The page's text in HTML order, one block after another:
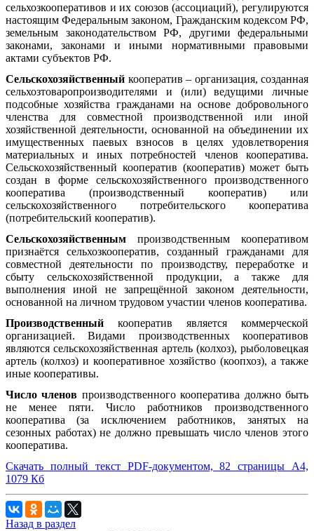
сельхозкооперативов и их союзов (ассоциаций), регулируются
настоящим Федеральным законом, Гражданским кодексом РФ,
земельным законодательством РФ, другими федеральными
законами, законами и иными нормативными правовыми
актами субъектов РФ.
Сельскохозяйственный кооператив – организация, созданная
сельхозтоваропроизводителями и (или) ведущими личные
подсобные хозяйства гражданами на основе добровольного
членства для совместной производственной или иной
хозяйственной деятельности, основанной на объединении их
имущественных паевых взносов в целях удовлетворения
материальных и иных потребностей членов кооператива.
Сельскохозяйственный кооператив (кооператив) может быть
создан в форме сельскохозяйственного производственного
кооператива (производственный кооператив) или
сельскохозяйственного потребительского кооператива
(потребительский кооператив).
Сельскохозяйственным производственным кооперативом
признаётся сельхозкооператив, созданный гражданами для
совместной деятельности по производству, переработке и
сбыту сельскохозяйственной продукции, а также для
выполнения иной не запрещённой законом деятельности,
основанной на личном трудовом участии членов кооператива.
Производственный кооператив является коммерческой
организацией. Видами производственных кооперативов
являются сельскохозяйственная артель (колхоз), рыболовецкая
артель (колхоз) и кооперативное хозяйство (коопхоз), а также
иные кооперативы.
Число членов производственного кооператива должно быть
не менее пяти. Число работников производственного
кооператива (за исключением работников, занятых на
сезонных работах) не должно превышать число членов этого
кооператива.
Скачать полный текст PDF-документом, 82 страницы А4,
1079 Кб
Назад в раздел